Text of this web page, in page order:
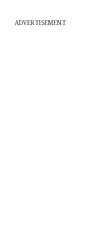
ADVERTISEMENT